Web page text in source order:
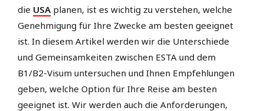
die USA planen, ist es wichtig zu verstehen, welche
Genehmigung für Ihre Zwecke am besten geeignet
ist. In diesem Artikel werden wir die Unterschiede
und Gemeinsamkeiten zwischen ESTA und dem
B1/B2-Visum untersuchen und Ihnen Empfehlungen
geben, welche Option für Ihre Reise am besten
geeignet ist. Wir werden auch die Anforderungen,